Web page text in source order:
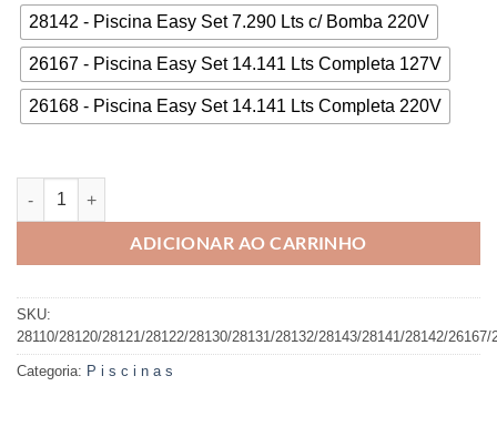
28142 - Piscina Easy Set 7.290 Lts c/ Bomba 220V
26167 - Piscina Easy Set 14.141 Lts Completa 127V
26168 - Piscina Easy Set 14.141 Lts Completa 220V
Piscina Inflável Redonda Intex quantidade
ADICIONAR AO CARRINHO
SKU:
28110/28120/28121/28122/28130/28131/28132/28143/28141/28142/26167/
Categoria: P i s c i n a s